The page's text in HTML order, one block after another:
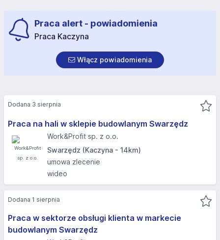
Praca alert - powiadomienia
Praca Kaczyna
Włącz powiadomienia
Praca na hali w sklepie budowlanym Swarzędz
Work&Profit sp. z o.o.
Swarzędz (Kaczyna - 14km)
umowa zlecenie
wideo
Dodana 3 sierpnia
Praca w sektorze obsługi klienta w markecie
budowlanym Swarzędz
Dodana 1 sierpnia